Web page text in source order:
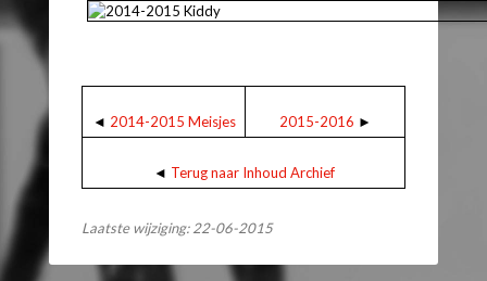
◄ 2014-2015 Meisjes 2015-2016 ►
◄ Terug naar Inhoud Archief
Laatste wijziging: 22-06-2015